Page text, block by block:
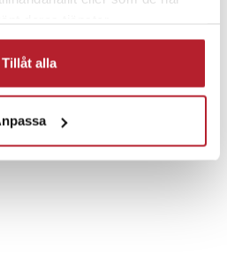
Tillåt alla
Fritid & Leksaker